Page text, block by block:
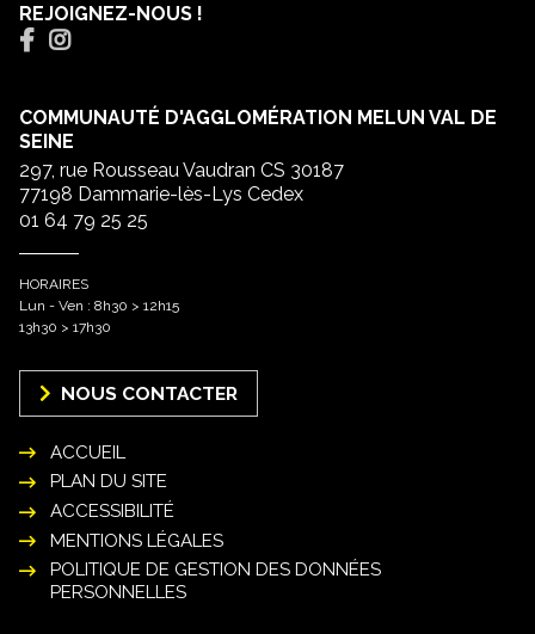
REJOIGNEZ-NOUS !
COMMUNAUTÉ D'AGGLOMÉRATION MELUN VAL DE
SEINE
297, rue Rousseau Vaudran CS 30187
77198 Dammarie-lès-Lys Cedex
01 64 79 25 25
HORAIRES
Lun - Ven : 8h30 > 12h15
13h30 > 17h30
NOUS CONTACTER
ACCUEIL
PLAN DU SITE
ACCESSIBILITÉ
MENTIONS LÉGALES
POLITIQUE DE GESTION DES DONNÉES
PERSONNELLES